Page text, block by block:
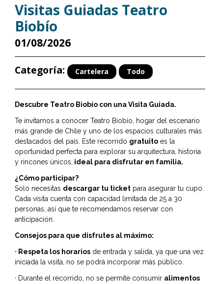
Visitas Guiadas Teatro
Biobío
01/08/2026
Categoría: Cartelera Todo
Descubre Teatro Biobío con una Visita Guiada.
Te invitamos a conocer Teatro Biobío, hogar del escenario
más grande de Chile y uno de los espacios culturales más
destacados del país. Este recorrido gratuito es la
oportunidad perfecta para explorar su arquitectura, historia
y rincones únicos, ideal para disfrutar en familia.
¿Cómo participar?
Solo necesitas descargar tu ticket para asegurar tu cupo.
Cada visita cuenta con capacidad limitada de 25 a 30
personas, así que te recomendamos reservar con
anticipación.
Consejos para que disfrutes al máximo:
· Respeta los horarios de entrada y salida, ya que una vez
iniciada la visita, no se podrá incorporar más público.
· Durante el recorrido, no se permite consumir alimentos